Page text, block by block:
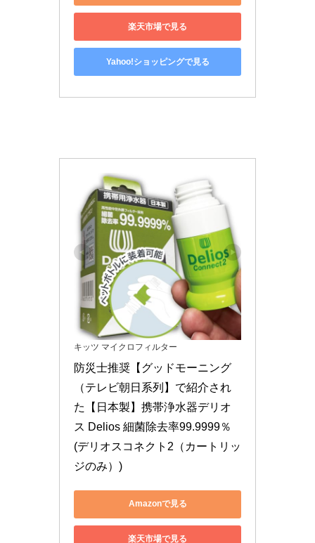
楽天市場で見る
Yahoo!ショッピングで見る
キッツ マイクロフィルター
防災士推奨【グッドモーニング
（テレビ朝日系列】で紹介され
た【日本製】携帯浄水器デリオ
ス Delios 細菌除去率99.9999％
(デリオスコネクト2（カートリッ
ジのみ）)
Amazonで見る
楽天市場で見る